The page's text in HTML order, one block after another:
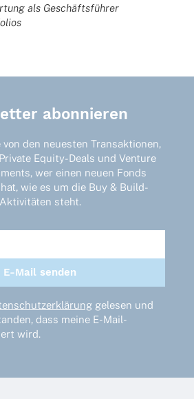
als Geschäfts­füh­rer
abonnieren
den neuesten Transaktionen,
Equity-Deals und Venture
wer einen neuen Fonds
wie es um die Buy & Build-
Aktivitäten steht.
gelesen und
dass meine E-Mail-
wird.